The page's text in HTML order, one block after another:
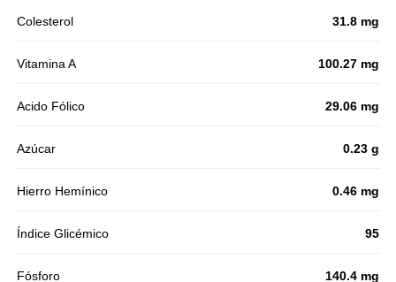
Colesterol 31.8 mg
Vitamina A 100.27 mg
Acido Fólico 29.06 mg
Azúcar 0.23 g
Hierro Hemínico 0.46 mg
Índice Glicémico 95
Fósforo 140.4 mg